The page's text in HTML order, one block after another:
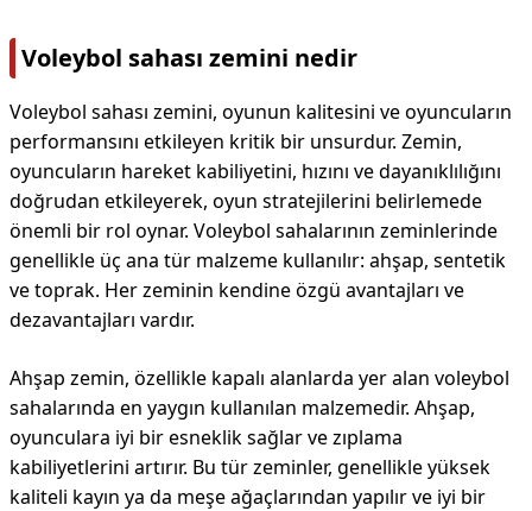
Voleybol sahası zemini nedir
Voleybol sahası zemini, oyunun kalitesini ve oyuncuların
performansını etkileyen kritik bir unsurdur. Zemin,
oyuncuların hareket kabiliyetini, hızını ve dayanıklılığını
doğrudan etkileyerek, oyun stratejilerini belirlemede
önemli bir rol oynar. Voleybol sahalarının zeminlerinde
genellikle üç ana tür malzeme kullanılır: ahşap, sentetik
ve toprak. Her zeminin kendine özgü avantajları ve
dezavantajları vardır.
Ahşap zemin, özellikle kapalı alanlarda yer alan voleybol
sahalarında en yaygın kullanılan malzemedir. Ahşap,
oyunculara iyi bir esneklik sağlar ve zıplama
kabiliyetlerini artırır. Bu tür zeminler, genellikle yüksek
kaliteli kayın ya da meşe ağaçlarından yapılır ve iyi bir